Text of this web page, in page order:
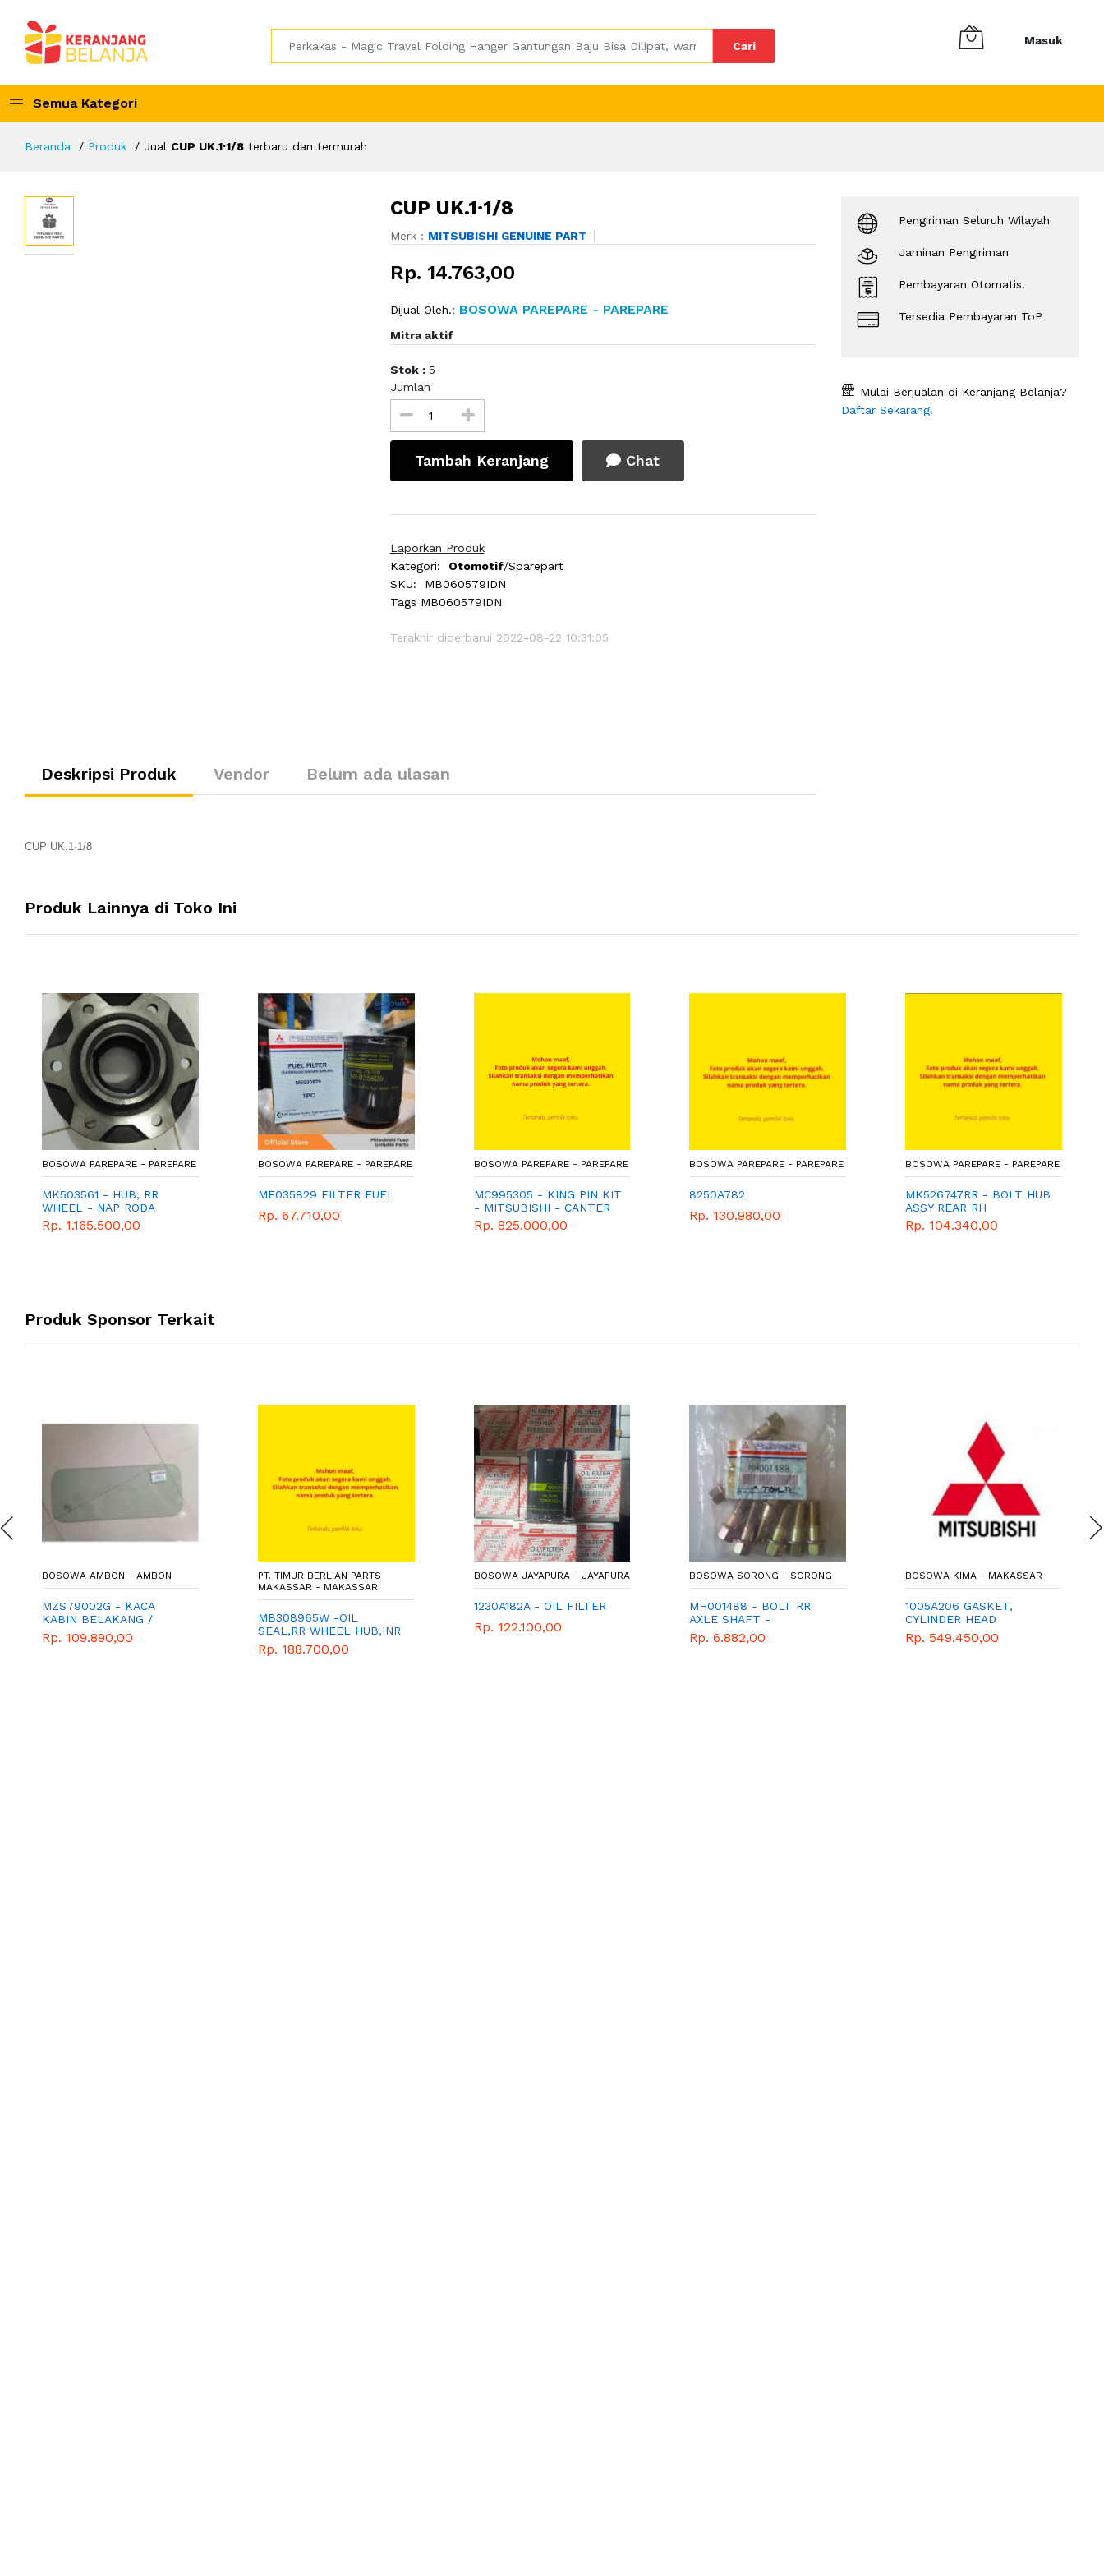
Cari Masuk
Semua Kategori
Beranda Produk Jual CUP UK.1·1/8 terbaru dan termurah
CUP UK.1·1/8
Merk : MITSUBISHI GENUINE PART
Rp. 14.763,00
Dijual Oleh.: BOSOWA PAREPARE - PAREPARE
Mitra aktif
Stok : 5
Jumlah
Tambah Keranjang Chat
Laporkan Produk
Kategori:
Otomotif/Sparepart
SKU:
MB060579IDN
Tags MB060579IDN
Terakhir diperbarui 2022-08-22 10:31:05
Deskripsi Produk Vendor Belum ada ulasan
CUP UK.1·1/8
Pengiriman Seluruh Wilayah
Jaminan Pengiriman
Pembayaran Otomatis.
Tersedia Pembayaran ToP
Mulai Berjualan di Keranjang Belanja?
Daftar Sekarang!
Produk Lainnya di Toko Ini
BOSOWA PAREPARE - PAREPARE
MK503561 - HUB, RR
WHEEL - NAP RODA
BELAKANG - MITSUBISHI
CANTER
Rp. 1.165.500,00
BOSOWA PAREPARE - PAREPARE
ME035829 FILTER FUEL
Rp. 67.710,00
BOSOWA PAREPARE - PAREPARE
MC995305 - KING PIN KIT
- MITSUBISHI - CANTER
FE125
Rp. 825.000,00
BOSOWA PAREPARE - PAREPARE
8250A782
Rp. 130.980,00
BOSOWA PAREPARE - PAREPARE
MK526747RR - BOLT HUB
ASSY REAR RH
Rp. 104.340,00
Produk Sponsor Terkait
BOSOWA AMBON - AMBON
MZS79002G - KACA
KABIN BELAKANG /
T120SS
Rp. 109.890,00
PT. TIMUR BERLIAN PARTS
MAKASSAR - MAKASSAR
MB308965W -OIL
SEAL,RR WHEEL HUB,INR
- SEAL RODA BELAKANG
DALAM - MITSUBISHI -
Rp. 188.700,00
BOSOWA JAYAPURA - JAYAPURA
1230A182A - OIL FILTER
Rp. 122.100,00
BOSOWA SORONG - SORONG
MH001488 - BOLT RR
AXLE SHAFT -
MITSUBISHI GENUINE
PARTS
Rp. 6.882,00
BOSOWA KIMA - MAKASSAR
1005A206 GASKET,
CYLINDER HEAD
Rp. 549.450,00